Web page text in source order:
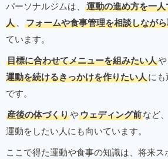
パーソナルジムは、
運動の進め方を一
人 、 フォームや食事管理を相談しなが
ています。
目標に合わせてメニューを組みたい人や
運動を続けるきっかけを作りたい人に
です。
産後の体づくりやウェディング前など
運動をしたい人にも向いています。
ここで得た運動や食事の知識は、将来ス